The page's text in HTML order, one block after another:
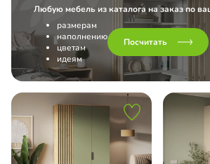
L Hettich
двери
Любую мебель из каталога на заказ по
размерам
наполнению
цветам
идеям
Посчитать